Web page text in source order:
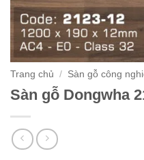
Trang chủ / Sàn gỗ công
Sàn gỗ Dongwha